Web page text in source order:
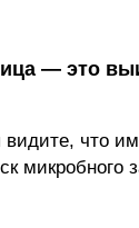
— это
что
микробного